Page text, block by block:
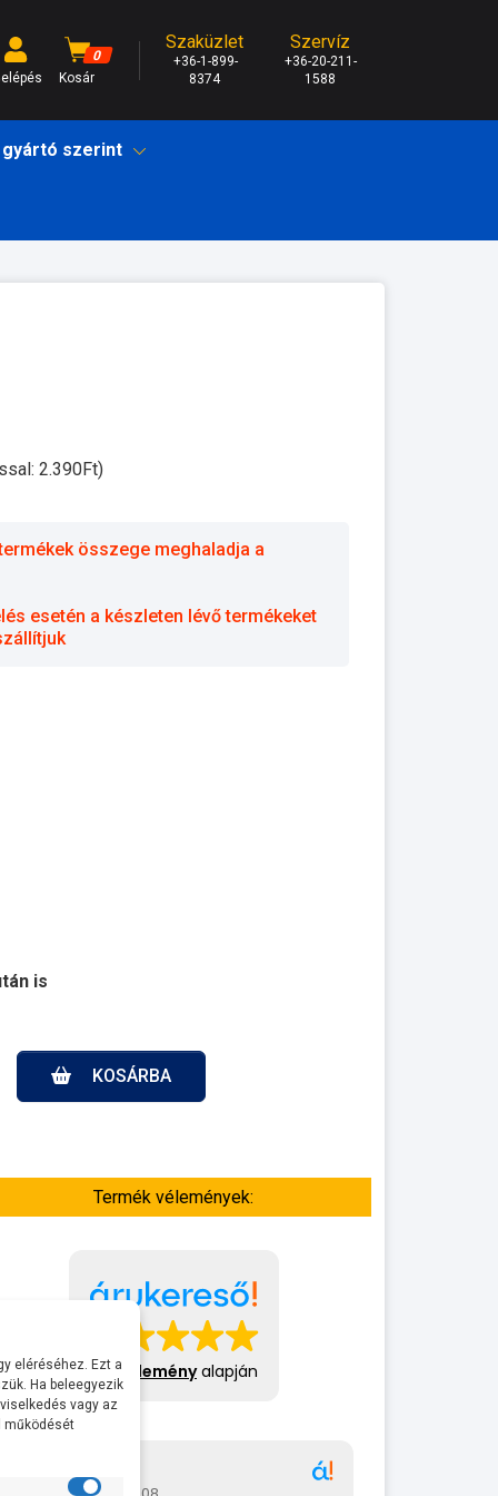
0
Kosár
Szaküzlet
+36-1-899-
8374
Szervíz
+36-20-211-
1588
szerint
2.390Ft)
összege meghaladja a
esetén a készleten lévő termékeket
is
KOSÁRBA
Termék vélemények:
413 véleményalapján
Gábor
eléréséhez. Ezt a
Ha beleegyezik
vagy az
működését